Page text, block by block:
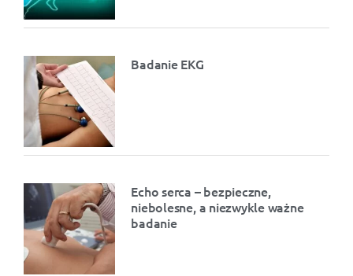
Badanie EKG
Echo serca – bezpieczne,
niebolesne, a niezwykle ważne
badanie